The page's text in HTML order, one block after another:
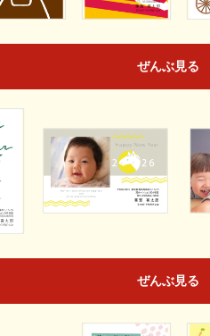
ぜんぶ見る
ぜんぶ見る